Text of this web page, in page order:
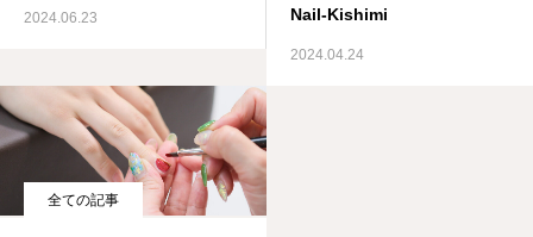
2024.06.23
Nail-Kishimi
2024.04.24
全ての記事